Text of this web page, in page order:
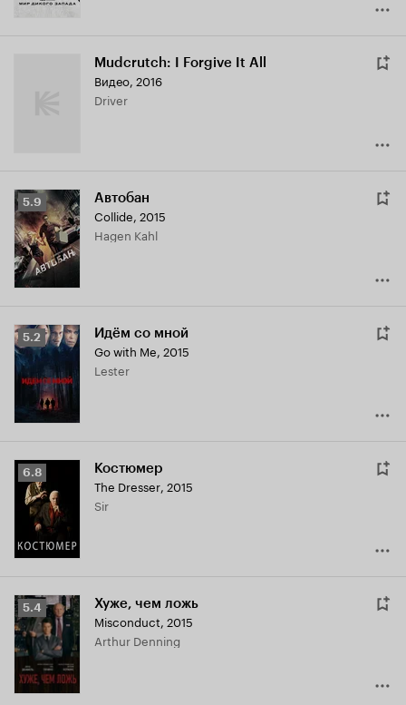
Mudcrutch: I Forgive It All
Видео, 2016
Driver
Рейтинг
Кинопоиска
5.9
5.9 Автобан
Collide, 2015
Hagen Kahl
Рейтинг
Кинопоиска
5.2
5.2 Идём со мной
Go with Me, 2015
Lester
Рейтинг
Кинопоиска
6.8
6.8 Костюмер
The Dresser, 2015
Sir
Рейтинг
Кинопоиска
5.4
5.4 Хуже, чем ложь
Misconduct, 2015
Arthur Denning